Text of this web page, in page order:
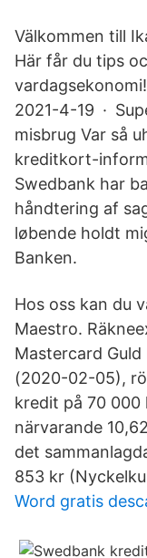
Välkommen till
Här får du tips
2021-4-19 ·
misbrug Var så
kreditkort-
Swedbank har
håndtering af
løbende holdt
Banken.
Hos oss kan du
Maestro.
Mastercard
(2020-02-05),
kredit på 70
närvarande
det
853 kr
Word gratis